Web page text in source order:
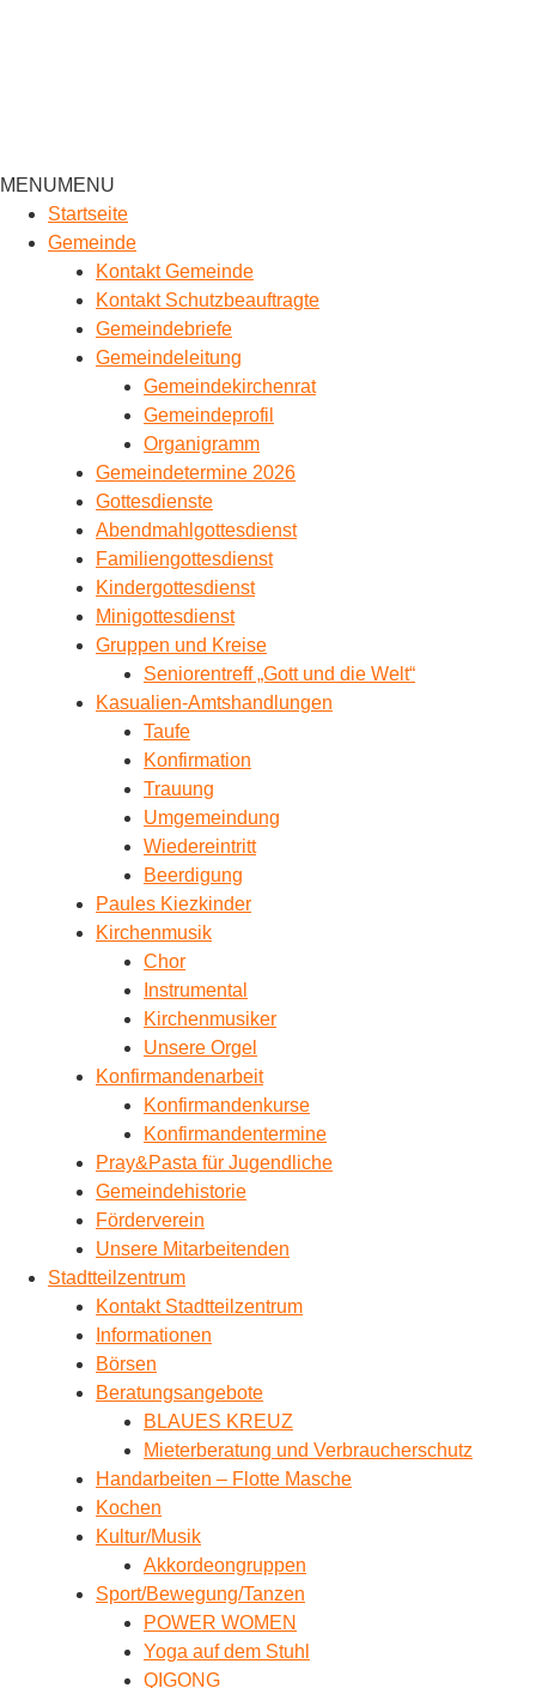
MENUMENU
Startseite
Gemeinde
Kontakt Gemeinde
Kontakt Schutzbeauftragte
Gemeindebriefe
Gemeindeleitung
Gemeindekirchenrat
Gemeindeprofil
Organigramm
Gemeindetermine 2026
Gottesdienste
Abendmahlgottesdienst
Familiengottesdienst
Kindergottesdienst
Minigottesdienst
Gruppen und Kreise
Seniorentreff „Gott und die Welt“
Kasualien-Amtshandlungen
Taufe
Konfirmation
Trauung
Umgemeindung
Wiedereintritt
Beerdigung
Paules Kiezkinder
Kirchenmusik
Chor
Instrumental
Kirchenmusiker
Unsere Orgel
Konfirmandenarbeit
Konfirmandenkurse
Konfirmandentermine
Pray&Pasta für Jugendliche
Gemeindehistorie
Förderverein
Unsere Mitarbeitenden
Stadtteilzentrum
Kontakt Stadtteilzentrum
Informationen
Börsen
Beratungsangebote
BLAUES KREUZ
Mieterberatung und Verbraucherschutz
Handarbeiten – Flotte Masche
Kochen
Kultur/Musik
Akkordeongruppen
Sport/Bewegung/Tanzen
POWER WOMEN
Yoga auf dem Stuhl
QIGONG